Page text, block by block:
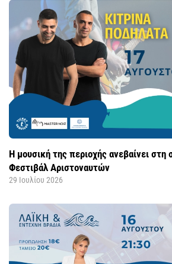
Η μουσική της περιοχής ανεβαίνει στη
Φεστιβάλ Αριστοναυτών
29 Ιουλίου 2026